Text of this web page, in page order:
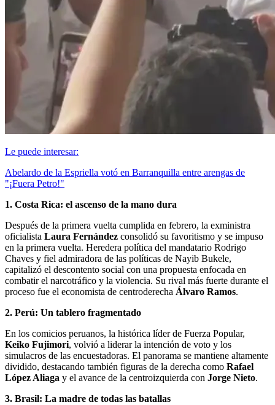
Le puede interesar:
Abelardo de la Espriella votó en Barranquilla entre arengas de
"¡Fuera Petro!"
1. Costa Rica: el ascenso de la mano dura
Después de la primera vuelta cumplida en febrero, la exministra
oficialista Laura Fernández consolidó su favoritismo y se impuso
en la primera vuelta. Heredera política del mandatario Rodrigo
Chaves y fiel admiradora de las políticas de Nayib Bukele,
capitalizó el descontento social con una propuesta enfocada en
combatir el narcotráfico y la violencia. Su rival más fuerte durante el
proceso fue el economista de centroderecha Álvaro Ramos.
2. Perú: Un tablero fragmentado
En los comicios peruanos, la histórica líder de Fuerza Popular,
Keiko Fujimori, volvió a liderar la intención de voto y los
simulacros de las encuestadoras. El panorama se mantiene altamente
dividido, destacando también figuras de la derecha como Rafael
López Aliaga y el avance de la centroizquierda con Jorge Nieto.
3. Brasil: La madre de todas las batallas